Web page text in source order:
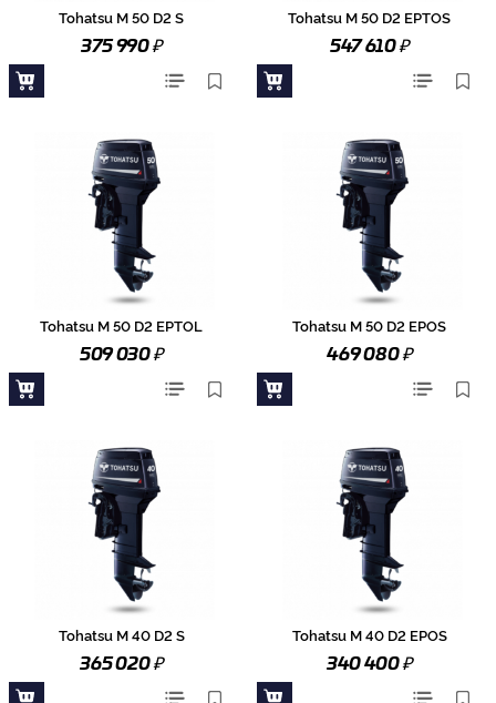
Tohatsu M 50 D2 S
375 990₽
Tohatsu M 50 D2 EPTOS
547 610₽
Tohatsu M 50 D2 EPTOL
509 030₽
Tohatsu M 50 D2 EPOS
469 080₽
Tohatsu M 40 D2 S
365 020₽
Tohatsu M 40 D2 EPOS
340 400₽